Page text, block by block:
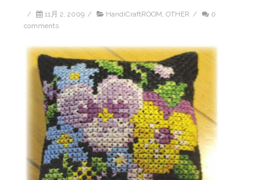
/ 11月 2, 2009 / HandiCraftROOM, OTHER /
0
comments